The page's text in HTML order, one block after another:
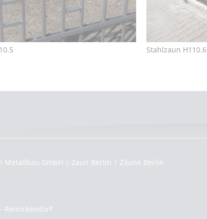
Stahlzaun H110.6
Metallbau GmbH | Zaun Berlin | Zäune Berlin
Reinickendorf